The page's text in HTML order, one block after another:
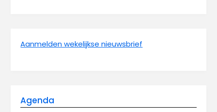
Aanmelden wekelijkse nieuwsbrief
Agenda